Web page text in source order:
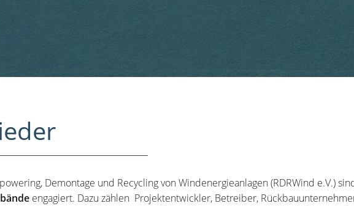
Demontage und Recycling von Windenergieanlagen (RDRWind e.V.)
engagiert. Dazu zählen Projektentwickler, Betreiber,